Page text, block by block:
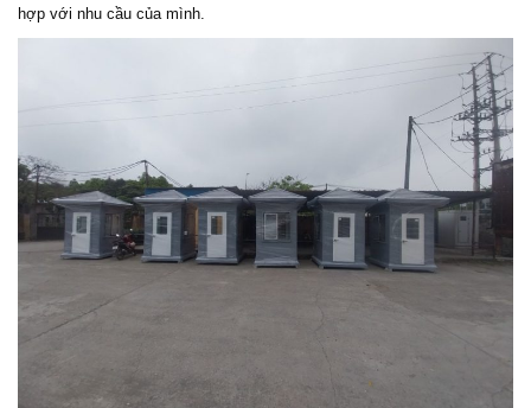
hợp với nhu cầu của mình.